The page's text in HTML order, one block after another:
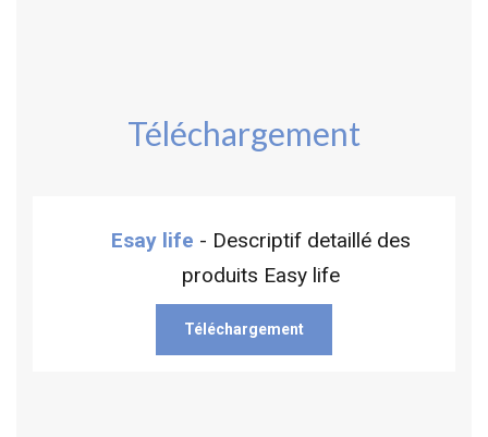
Téléchargement
Esay life - Descriptif detaillé des
produits Easy life
Téléchargement